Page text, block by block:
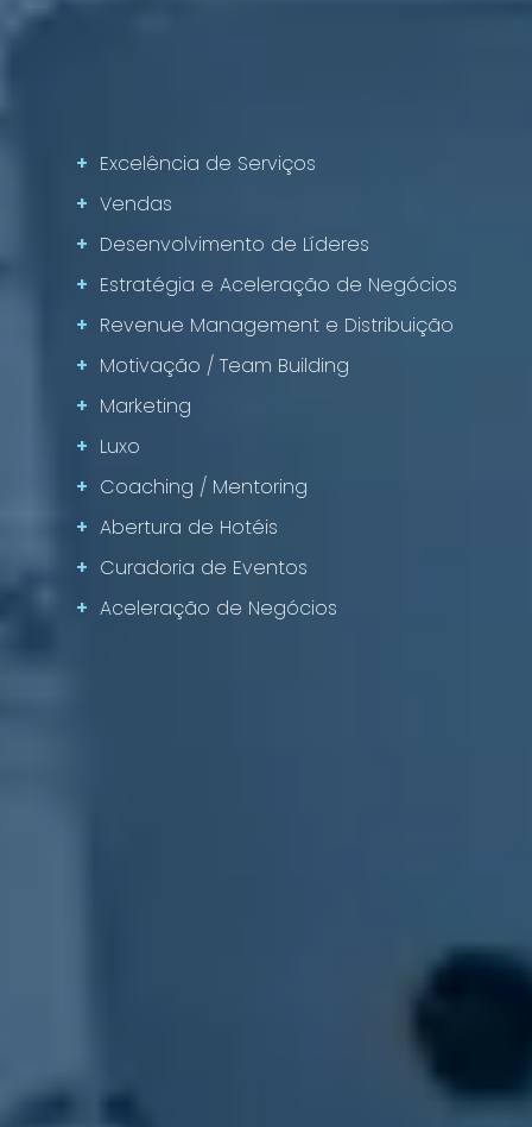
+ Excelência de Serviços
+ Vendas
+ Desenvolvimento de Líderes
+ Estratégia e Aceleração de Negócios
+ Revenue Management e Distribuição
+ Motivação / Team Building
+ Marketing
+ Luxo
+ Coaching / Mentoring
+ Abertura de Hotéis
+ Curadoria de Eventos
+ Aceleração de Negócios